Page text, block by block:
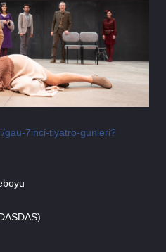
gau-7inci-tiyatro-gunleri?